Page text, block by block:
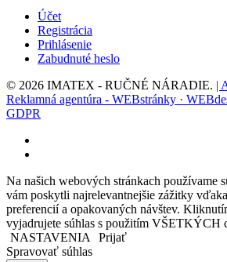
Účet
Registrácia
Prihlásenie
Zabudnuté heslo
© 2026 IMATEX - RUČNÉ NÁRADIE. |
Reklamná agentúra - WEBstránky ·
GDPR
Na našich webových stránkach používame
vám poskytli najrelevantnejšie zážitky
preferencií a opakovaných návštev.
vyjadrujete súhlas s použitím VŠETKÝCH
NASTAVENIA
Prijať
Spravovať súhlas